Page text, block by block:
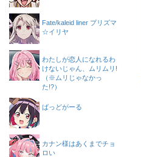
Fate/kaleid liner プリズマ
☆イリヤ
わたしが恋人になれるわ
けないじゃん、ムリムリ!
（※ムリじゃなかっ
た!?）
ばっどがーる
カナン様はあくまでチョ
ロい